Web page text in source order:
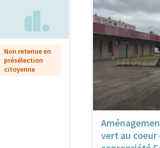
Non retenue en
présélection
citoyenne
vert au coeur